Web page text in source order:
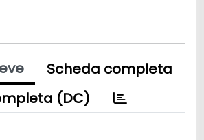
Scheda completa
(DC)